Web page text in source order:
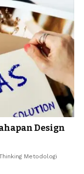
Design
Metodologi